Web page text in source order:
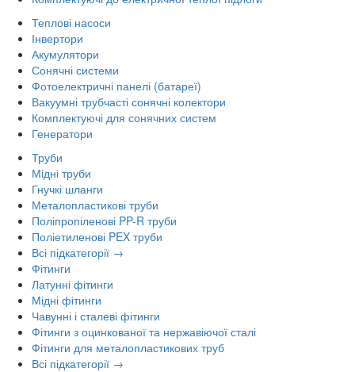
Теплові насоси
Інвертори
Акумулятори
Сонячні системи
Фотоелектричні панелі (батареї)
Вакуумні трубчасті сонячні колектори
Комплектуючі для сонячних систем
Генератори
Труби
Мідні труби
Гнучкі шланги
Металопластикові труби
Поліпропіленові PP-R труби
Поліетиленові PEX труби
Всі підкатегорії →
Фітинги
Латунні фітинги
Мідні фітинги
Чавунні і сталеві фітинги
Фітинги з оцинкованої та нержавіючої сталі
Фітинги для металопластикових труб
Всі підкатегорії →